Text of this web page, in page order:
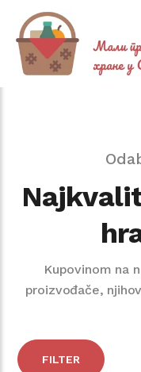
Kupovinom na
proizvođače,
FILTER